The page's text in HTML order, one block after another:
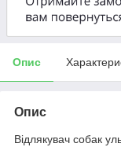
Опис
Опис
Відлякувач собак